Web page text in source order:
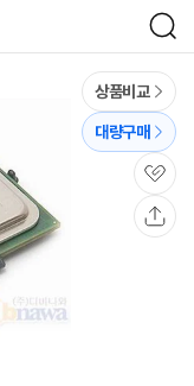
검
색
상품비교
대량구매
관
심